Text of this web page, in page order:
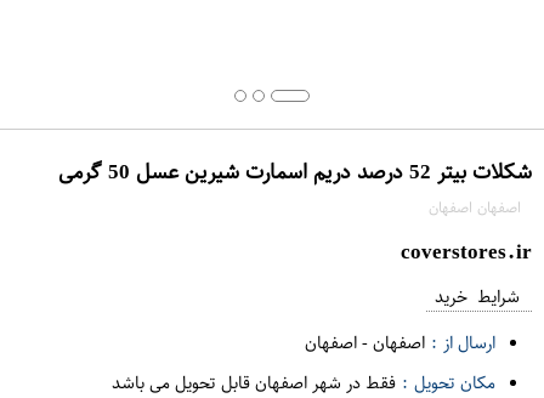
شکلات بیتر 52 درصد دریم اسمارت شیرین عسل 50 گرمی
اصفهان اصفهان
coverstores.ir
شرایط خرید
ارسال از : اصفهان-اصفهان
مکان تحویل : فقط در شهر اصفهان قابل تحویل می باشد